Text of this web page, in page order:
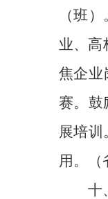
（班
业、高
焦企业
赛。鼓
展培
用。（
十